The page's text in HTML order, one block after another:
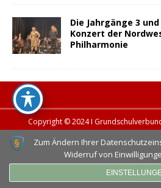
Die Jahrgänge 3
Konzert der
Philharmonie
Copyright © 2024 I
Zum Ändern Ihrer
Widerruf von